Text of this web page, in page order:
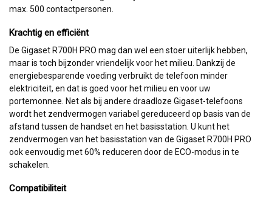
max. 500 contactpersonen.
Krachtig en efficiënt
De Gigaset R700H PRO mag dan wel een stoer uiterlijk hebben,
maar is toch bijzonder vriendelijk voor het milieu. Dankzij de
energiebesparende voeding verbruikt de telefoon minder
elektriciteit, en dat is goed voor het milieu en voor uw
portemonnee. Net als bij andere draadloze Gigaset-telefoons
wordt het zendvermogen variabel gereduceerd op basis van de
afstand tussen de handset en het basisstation. U kunt het
zendvermogen van het basisstation van de Gigaset R700H PRO
ook eenvoudig met 60% reduceren door de ECO-modus in te
schakelen.
Compatibiliteit